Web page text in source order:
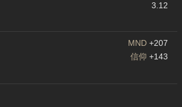
3.12
MND +207
信仰 +143